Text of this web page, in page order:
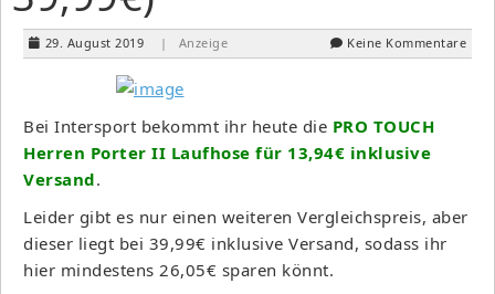
29. August 2019 | Anzeige Keine Kommentare
Bei Intersport bekommt ihr heute die PRO TOUCH
Herren Porter II Laufhose für 13,94€ inklusive
Versand.
Leider gibt es nur einen weiteren Vergleichspreis, aber
dieser liegt bei 39,99€ inklusive Versand, sodass ihr
hier mindestens 26,05€ sparen könnt.